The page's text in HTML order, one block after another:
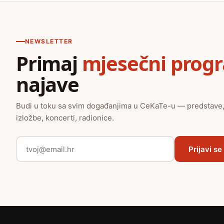
NEWSLETTER
Primaj mjesečni
najave
Budi u toku sa svim događanjima u CeKaTe-u — predstave,
izložbe, koncerti, radionice.
Prijavi se